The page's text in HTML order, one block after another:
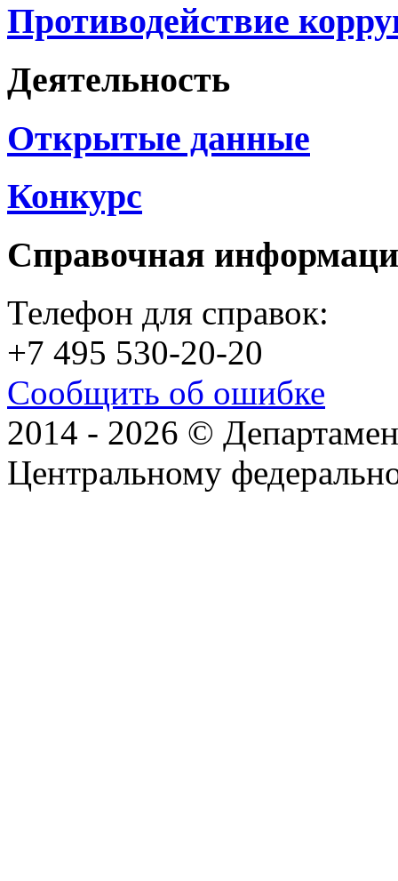
Противодействие
Деятельность
Открытые данные
Конкурс
Справочная
Телефон для справок:
+7 495 530-20-20
Сообщить об ошибке
2014 - 2026 ©
Центральному